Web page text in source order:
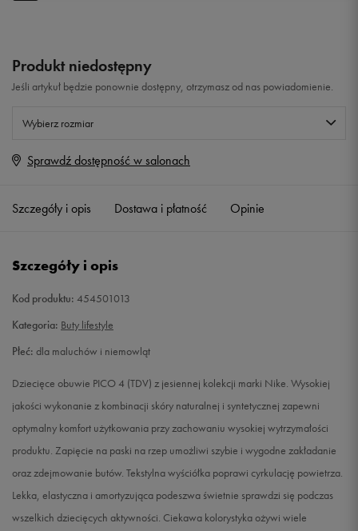
Produkt niedostępny
Jeśli artykuł będzie ponownie dostępny, otrzymasz od nas powiadomienie.
Wybierz rozmiar
Rozmiary EU
26 15 cm
Sprawdź dostępność w salonach
Szczegóły i opis Dostawa i płatność Opinie
Szczegóły i opis
Kod produktu: 454501013
Kategoria: Buty lifestyle
Płeć: dla maluchów i niemowląt
Dziecięce obuwie PICO 4 (TDV) z jesiennej kolekcji marki Nike. Wysokiej
jakości wykonanie z kombinacji skóry naturalnej i syntetycznej zapewni
optymalny komfort użytkowania przy zachowaniu wysokiej wytrzymałości
produktu. Zapięcie na paski na rzep umożliwi szybie i wygodne zakładanie
oraz zdejmowanie butów. Tekstylna wyściółka poprawi cyrkulację powietrza.
Lekka, elastyczna i amortyzująca podeszwa świetnie sprawdzi się podczas
wszelkich dziecięcych aktywności. Ciekawa kolorystyka ożywi wiele